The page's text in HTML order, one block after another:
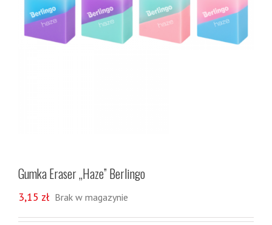
Gumka Eraser „Haze” Berlingo
3,15 zł Brak w magazynie